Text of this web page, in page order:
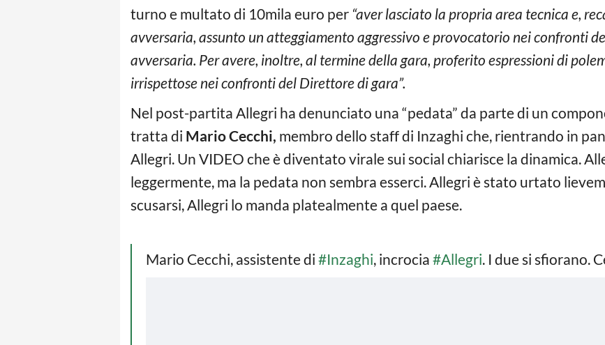
turno e multato di 10mila euro per “aver lasciato la propria area tecnica e,
avversaria, assunto un atteggiamento aggressivo e provocatorio nei confronti
avversaria. Per avere, inoltre, al termine della gara, proferito espressioni di
irrispettose nei confronti del Direttore di gara”.
Nel post-partita Allegri ha denunciato una “pedata” da parte di un
tratta di Mario Cecchi, membro dello staff di Inzaghi che, rientrando in
Allegri. Un VIDEO che è diventato virale sui social chiarisce la dinamica.
leggermente, ma la pedata non sembra esserci. Allegri è stato urtato
scusarsi, Allegri lo manda platealmente a quel paese.
Mario Cecchi, assistente di #Inzaghi, incrocia #Allegri. I due si sfiorano.